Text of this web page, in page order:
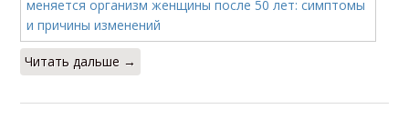
Читать дальше →